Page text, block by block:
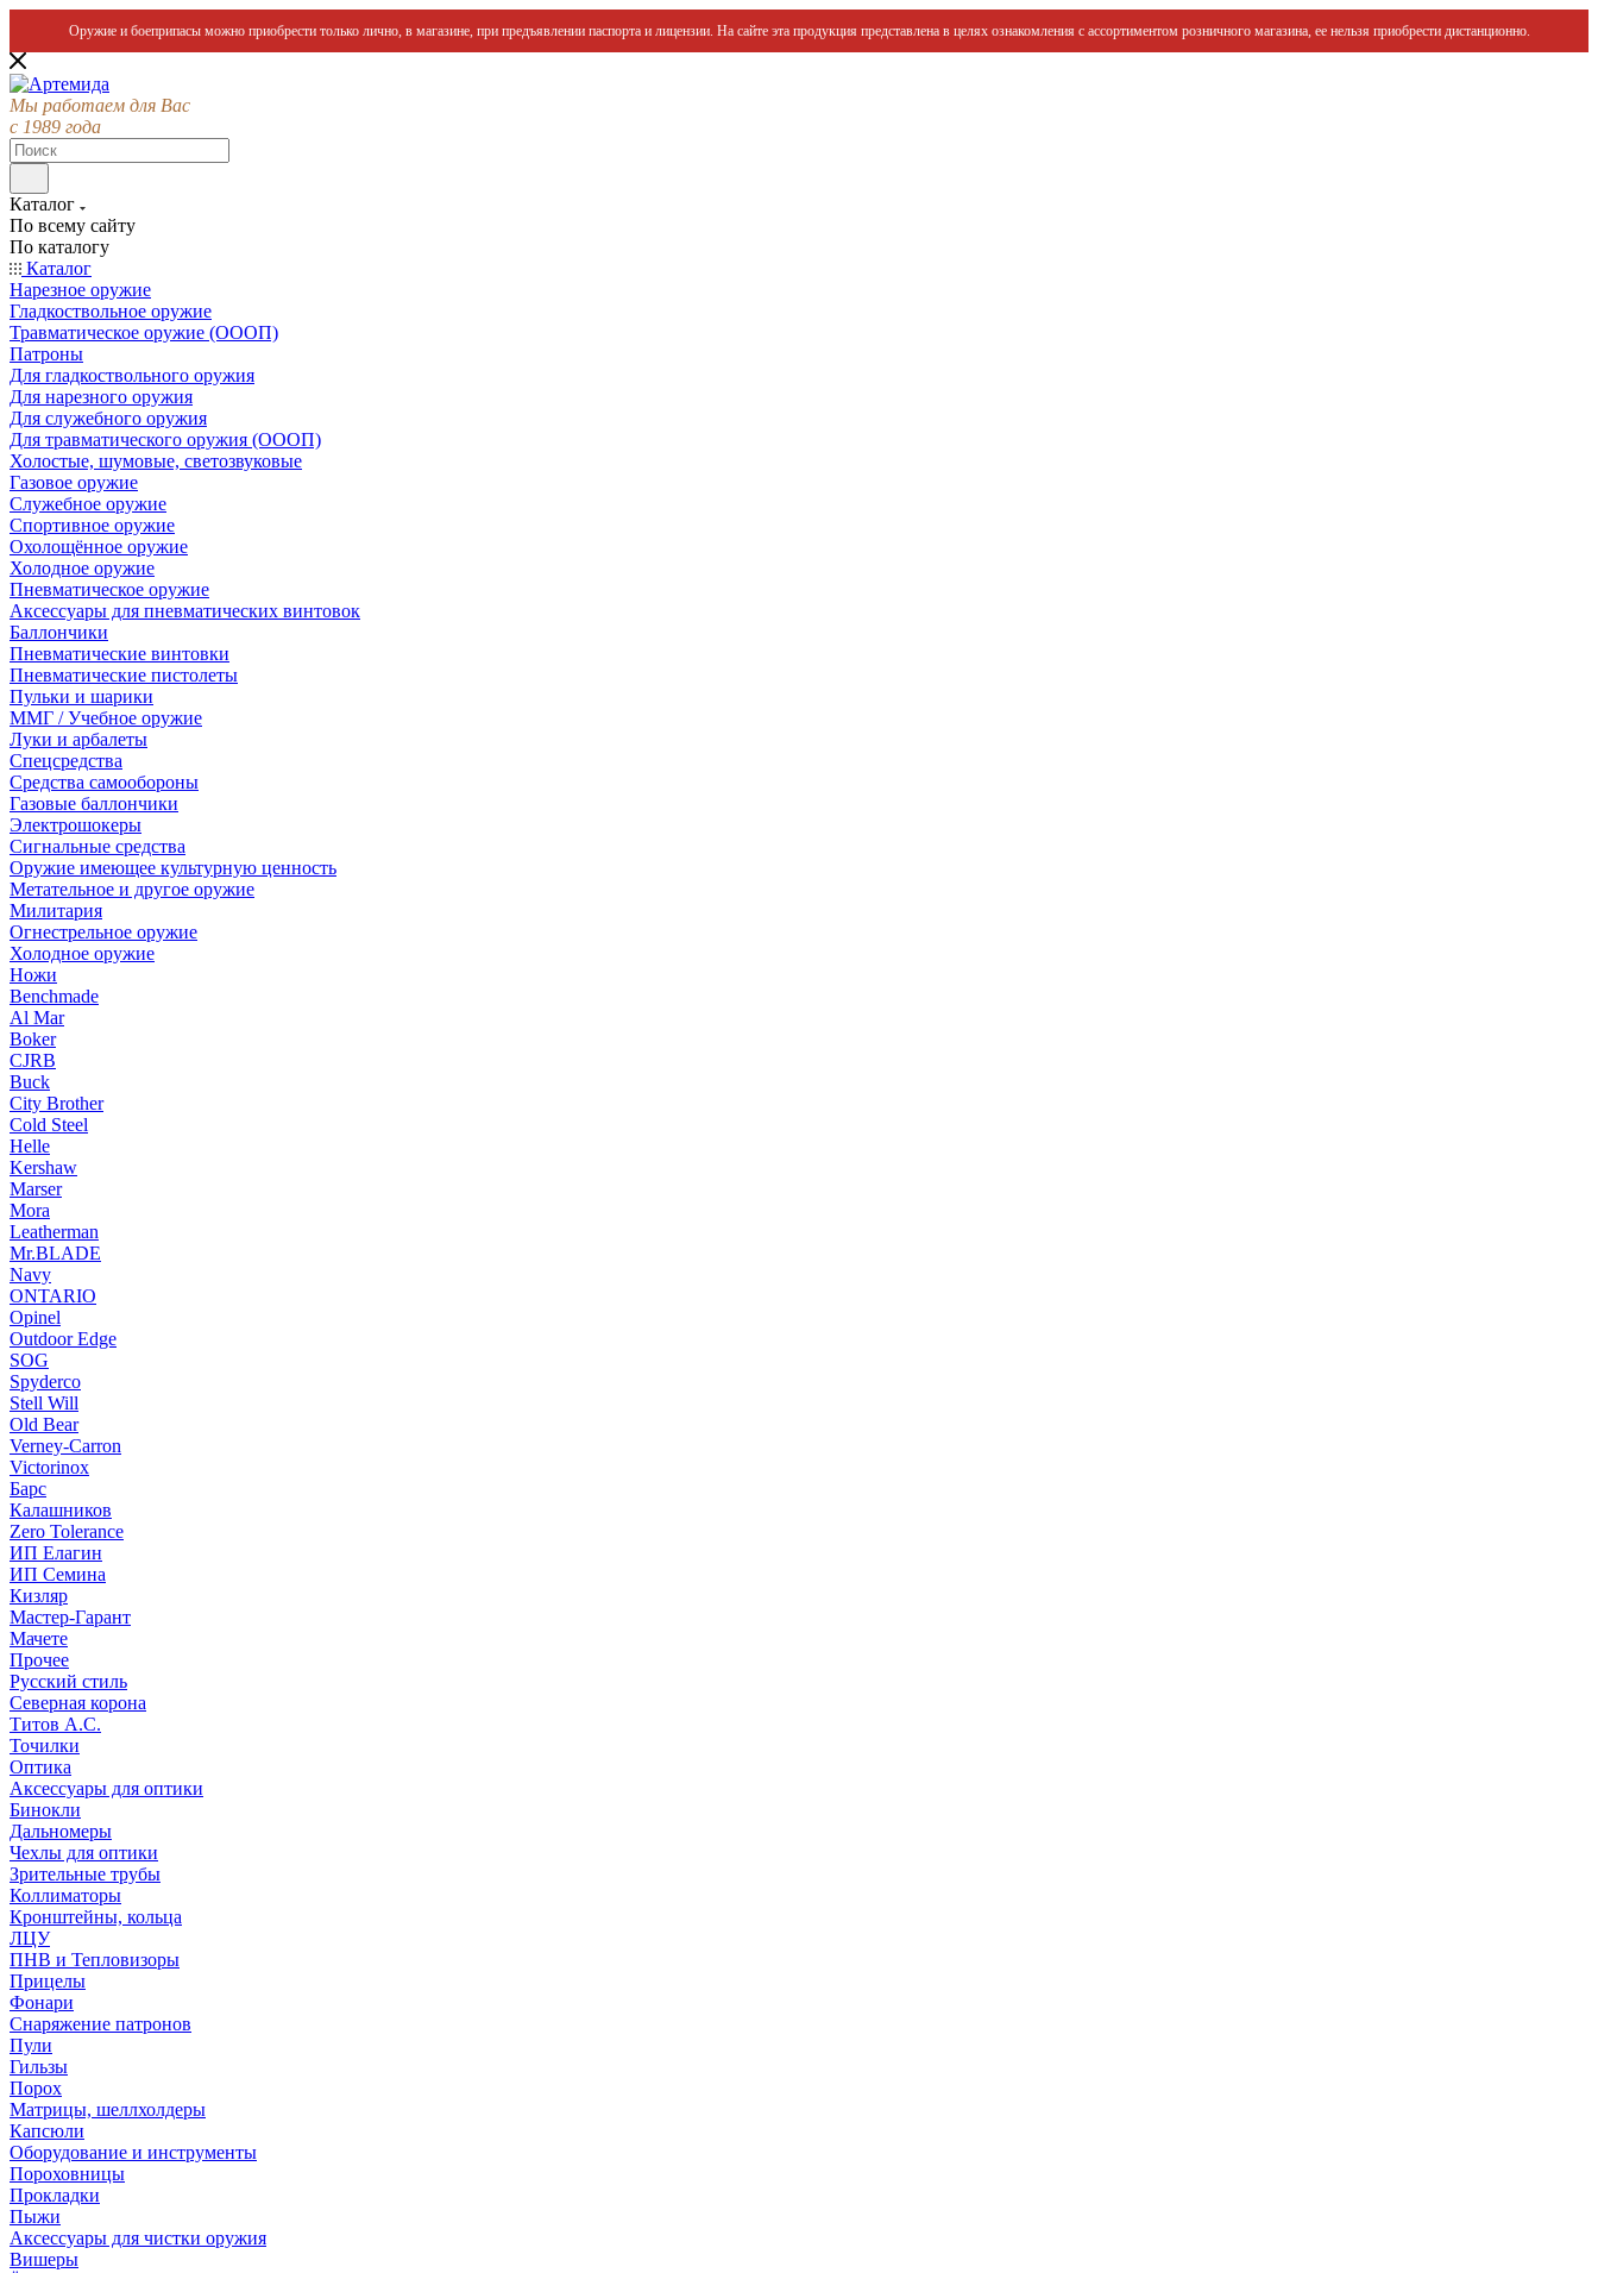
Оружие и боеприпасы можно приобрести только лично, в магазине, при предъявлении паспорта и лицензии. На сайте эта продукция представлена в целях ознакомления с ассортиментом розничного магазина, ее нельзя приобрести дистанционно.
Мы работаем для Вас
с 1989 года
Каталог
По всему сайту
По каталогу
Каталог
Нарезное оружие
Гладкоствольное оружие
Травматическое оружие (ОООП)
Патроны
Для гладкоствольного оружия
Для нарезного оружия
Для служебного оружия
Для травматического оружия (ОООП)
Холостые, шумовые, светозвуковые
Газовое оружие
Служебное оружие
Спортивное оружие
Охолощённое оружие
Холодное оружие
Пневматическое оружие
Аксессуары для пневматических винтовок
Баллончики
Пневматические винтовки
Пневматические пистолеты
Пульки и шарики
ММГ / Учебное оружие
Луки и арбалеты
Спецсредства
Средства самообороны
Газовые баллончики
Электрошокеры
Сигнальные средства
Оружие имеющее культурную ценность
Метательное и другое оружие
Милитария
Огнестрельное оружие
Холодное оружие
Ножи
Benchmade
Al Mar
Boker
CJRB
Buck
City Brother
Cold Steel
Helle
Kershaw
Marser
Mora
Leatherman
Mr.BLADE
Navy
ONTARIO
Opinel
Outdoor Edge
SOG
Spyderco
Stell Will
Old Bear
Verney-Carron
Victorinox
Барс
Калашников
Zero Tolerance
ИП Елагин
ИП Семина
Кизляр
Мастер-Гарант
Мачете
Прочее
Русский стиль
Северная корона
Титов А.С.
Точилки
Оптика
Аксессуары для оптики
Бинокли
Дальномеры
Чехлы для оптики
Зрительные трубы
Коллиматоры
Кронштейны, кольца
ЛЦУ
ПНВ и Тепловизоры
Прицелы
Фонари
Снаряжение патронов
Пули
Гильзы
Порох
Матрицы, шеллхолдеры
Капсюли
Оборудование и инструменты
Пороховницы
Прокладки
Пыжи
Аксессуары для чистки оружия
Вишеры